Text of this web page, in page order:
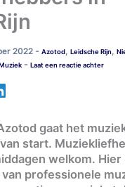
2022 - Azotod, Leidsche Rijn,
- Laat een reactie achter
gaat het
start.
welkom. Hier
professionele